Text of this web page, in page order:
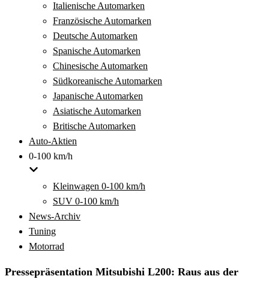
Italienische Automarken
Französische Automarken
Deutsche Automarken
Spanische Automarken
Chinesische Automarken
Südkoreanische Automarken
Japanische Automarken
Asiatische Automarken
Britische Automarken
Auto-Aktien
0-100 km/h
Kleinwagen 0-100 km/h
SUV 0-100 km/h
News-Archiv
Tuning
Motorrad
Pressepräsentation Mitsubishi L200: Raus aus der